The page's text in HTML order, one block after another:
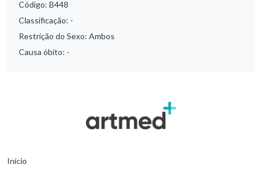
Código: B448
Classificação: -
Restrição do Sexo: Ambos
Causa óbito: -
Início